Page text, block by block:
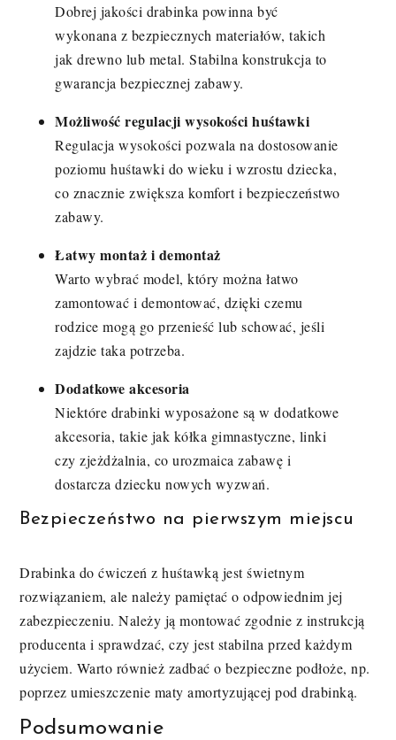
Dobrej jakości drabinka powinna być
wykonana z bezpiecznych materiałów, takich
jak drewno lub metal. Stabilna konstrukcja to
gwarancja bezpiecznej zabawy.
Możliwość regulacji wysokości huśtawki
Regulacja wysokości pozwala na dostosowanie
poziomu huśtawki do wieku i wzrostu dziecka,
co znacznie zwiększa komfort i bezpieczeństwo
zabawy.
Łatwy montaż i demontaż
Warto wybrać model, który można łatwo
zamontować i demontować, dzięki czemu
rodzice mogą go przenieść lub schować, jeśli
zajdzie taka potrzeba.
Dodatkowe akcesoria
Niektóre drabinki wyposażone są w dodatkowe
akcesoria, takie jak kółka gimnastyczne, linki
czy zjeżdżalnia, co urozmaica zabawę i
dostarcza dziecku nowych wyzwań.
Bezpieczeństwo na pierwszym miejscu
Drabinka do ćwiczeń z huśtawką jest świetnym
rozwiązaniem, ale należy pamiętać o odpowiednim jej
zabezpieczeniu. Należy ją montować zgodnie z instrukcją
producenta i sprawdzać, czy jest stabilna przed każdym
użyciem. Warto również zadbać o bezpieczne podłoże, np.
poprzez umieszczenie maty amortyzującej pod drabinką.
Podsumowanie